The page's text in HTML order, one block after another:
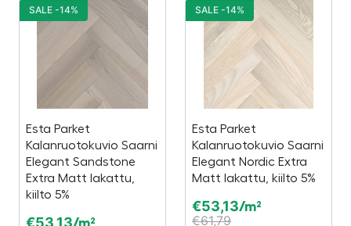
Esta Parket
Kalanruotokuvio Saarni
Elegant Sandstone
Extra Matt lakattu,
kiilto 5%
€53,13/m²
SALE -14%
Esta Parket
Kalanruotokuvio Saarni
Elegant Nordic Extra
Matt lakattu, kiilto 5%
€53,13/m²
€61,79
SALE -14%